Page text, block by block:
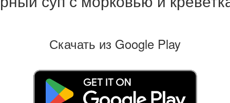
Скачать из Google Play